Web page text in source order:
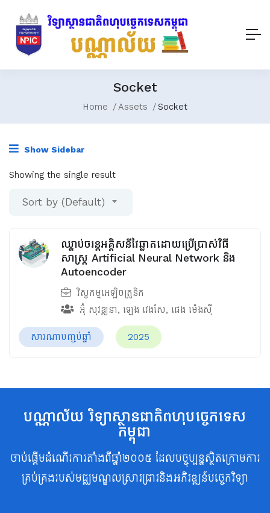
Socket
Home Assets Socket
Show Sidebar
Showing the single result
Sort by (Default)
ឈ្នាប់ចរន្តអគ្គិសនីវៃឆ្លាតដោយប្រើប្រាស់វិធី
សាស្រ្ត Artificial Neural Network និង
Autoencoder
វិស្វកម្មអេឡិចត្រូនិក
អ៊ុំ សុវឌ្ឍនា, ឡេង វេងសែ, ផេង ម៉េងស៊ឺ
សារណាបញ្ចប់ឆ្នាំ 2025
បណ្ណាល័យ វិទ្យាស្ថានជាតិពហុបច្ចេកទេស
កម្ពុជា
ចាប់ផ្តើមដំណើរការតាំងពីឆ្នាំ២០០៥ ដែលបច្ចុប្បន្នស្ថិតក្រោមការ
គ្រប់គ្រងរបស់មជ្ឈមណ្ឌលស្រាវជ្រាវនិងអភិវឌ្ឍន៍បច្ចេកវិទ្យា